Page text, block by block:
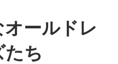
ールドレ
たち